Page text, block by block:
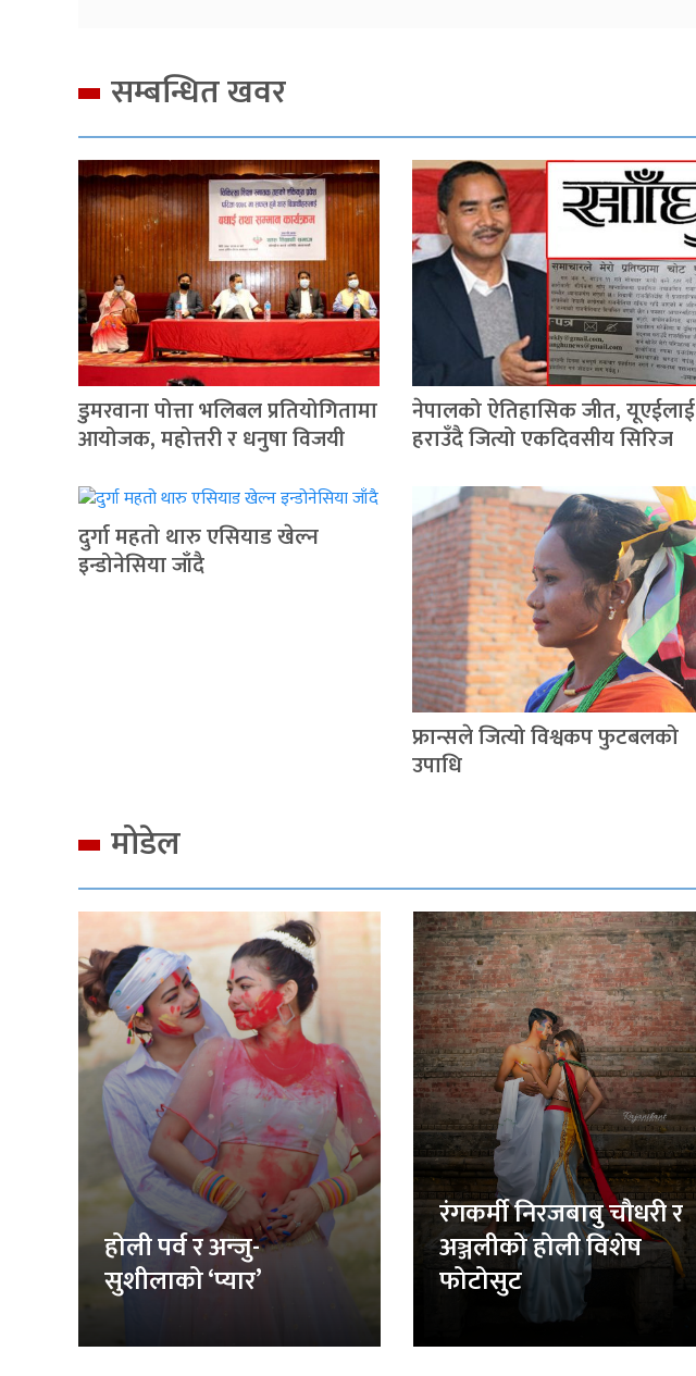
सम्बन्धित खवर
डुमरवाना पोत्ता भलिबल प्रतियोगितामा
आयोजक, महोत्तरी र धनुषा विजयी
नेपालको ऐतिहासिक जीत, यूएईलाई
हराउँदै जित्यो एकदिवसीय सिरिज
दुर्गा महतो थारु एसियाड खेल्न
इन्डोनेसिया जाँदै
फ्रान्सले जित्यो विश्वकप फुटबलको
उपाधि
मोडेल
होली पर्व र अन्जु-
सुशीलाको ‘प्यार’
रंगकर्मी निरजबाबु चौधरी र
अञ्जलीको होली विशेष
फोटोसुट